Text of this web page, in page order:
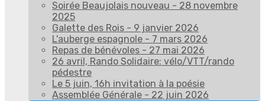
Soirée Beaujolais nouveau - 28 novembre
2025
Galette des Rois - 9 janvier 2026
L'auberge espagnole - 7 mars 2026
Repas de bénévoles - 27 mai 2026
26 avril, Rando Solidaire: vélo/VTT/rando
pédestre
Le 5 juin, 16h invitation à la poésie
Assemblée Générale - 22 juin 2026